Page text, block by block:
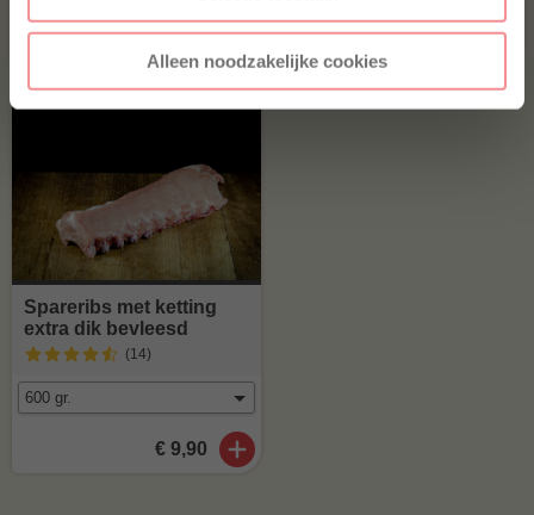
Alleen noodzakelijke cookies
Spareribs met ketting
extra dik bevleesd
(14)
€ 9,90